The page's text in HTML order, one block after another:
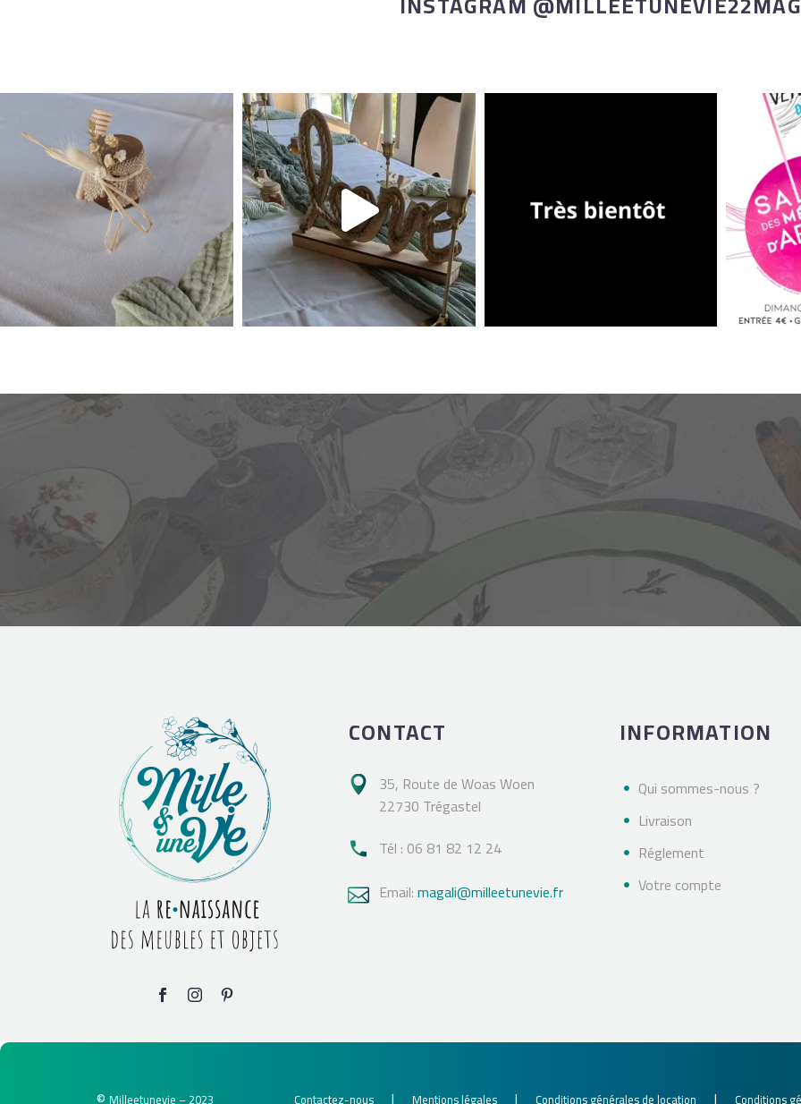
CONTACT
 35, Route de Woas Woen
22730 Trégastel
 Tél : 06 81 82 12 24
 Email:magali@milleetunevie.fr
INFORMATION
Qui sommes-nous ?
Livraison
Réglement
Votre compte